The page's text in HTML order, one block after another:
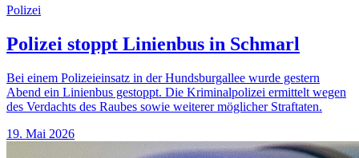
Polizei
Polizei stoppt Linienbus in Schmarl
Bei einem Polizeieinsatz in der Hundsburgallee wurde gestern
Abend ein Linienbus gestoppt. Die Kriminalpolizei ermittelt wegen
des Verdachts des Raubes sowie weiterer möglicher Straftaten.
19. Mai 2026